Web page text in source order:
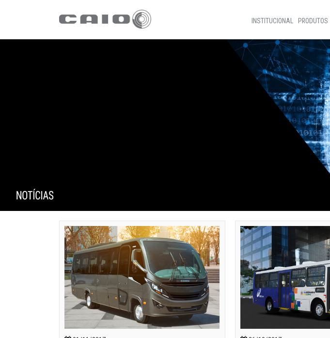
INSTITUCIONAL
Sobre nós
Programas Sociais
Código de ètica
Nossa Gente
Transparência
PRODUTOS